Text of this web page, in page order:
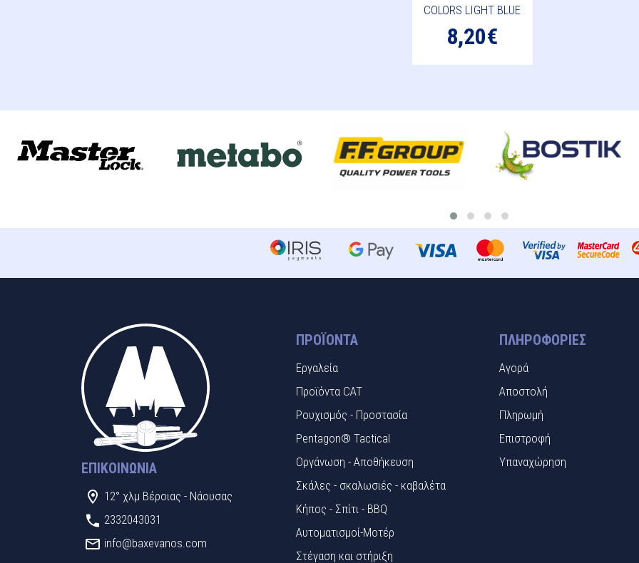
COLORS LIGHT BLUE
8,20€
ΕΠΙΚΟΙΝΩΝΊΑ
12° χλμ Βέροιας - Νάουσας
2332043031
info@baxevanos.com
ΠΡΟΪΌΝΤΑ
Εργαλεία
Προϊόντα CAT
Ρουχισμός - Προστασία
Pentagon® Tactical
Οργάνωση - Αποθήκευση
Σκάλες - σκαλωσιές - καβαλέτα
Κήπος - Σπίτι - BBQ
Αυτοματισμοί-Μοτέρ
Στέγαση και στήριξη
ΠΛΗΡΟΦΟΡΊΕΣ
Αγορά
Αποστολή
Πληρωμή
Επιστροφή
Υπαναχώρηση